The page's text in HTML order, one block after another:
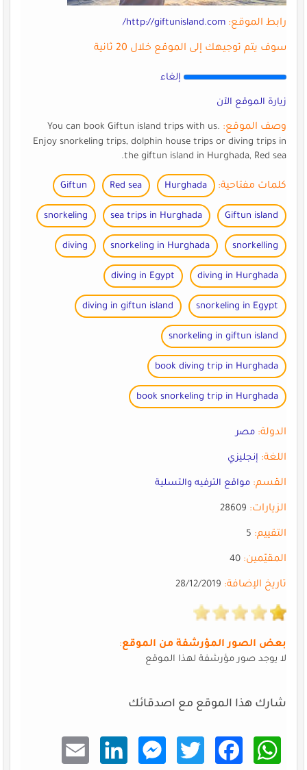
رابط الموقع: http://giftunisland.com/
سوف يتم توجيهك إلى الموقع خلال 20 ثانية
إلغاء
زيارة الموقع الآن
وصف الموقع:
You can book Giftun island trips with us.
Enjoy snorkeling trips, dolphin house trips or diving trips in
the giftun island in Hurghada, Red sea.
كلمات مفتاحية: Hurghada
Red sea
Giftun
Giftun island
sea trips in Hurghada
snorkeling
snorkelling
snorkeling in Hurghada
diving
diving in Hurghada
diving in Egypt
snorkeling in Egypt
diving in giftun island
snorkeling in giftun island
book diving trip in Hurghada
book snorkeling trip in Hurghada
الدولة: مصر
اللغة: إنجليزي
القسم: مواقع الترفيه والتسلية
الزيارات:28609
التقييم:5
المقيّمين:40
تاريخ الإضافة:28/12/2019
بعض الصور المؤرشفة من الموقع:
لا يوجد صور مؤرشفة لهذا الموقع
شارك هذا الموقع مع اصدقائك
What
sApp
Faceb
ook
Twitt
er
Mess
enger
Linke
dIn
Email